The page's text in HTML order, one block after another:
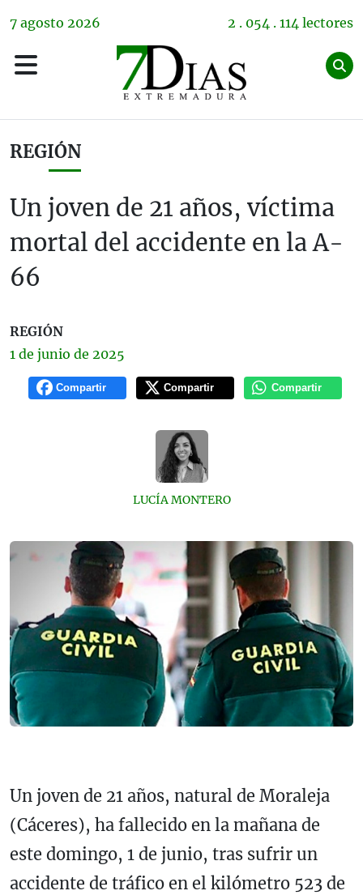
7 agosto 2026 2 . 054 . 114 lectores
REGIÓN
Un joven de 21 años, víctima
mortal del accidente en la A-
66
REGIÓN
1 de junio de 2025
Compartir Compartir Compartir
LUCÍA MONTERO
Un joven de 21 años, natural de Moraleja
(Cáceres), ha fallecido en la mañana de
este domingo, 1 de junio, tras sufrir un
accidente de tráfico en el kilómetro 523 de